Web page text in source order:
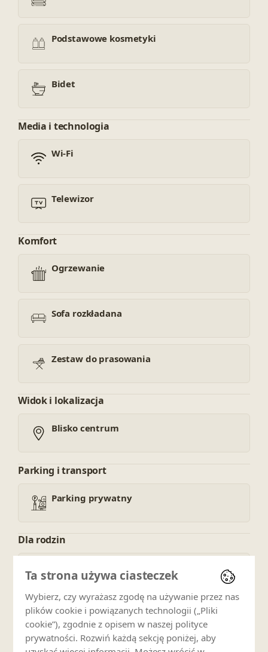
Podstawowe kosmetyki
Bidet
Media i technologia
Wi-Fi
Telewizor
Komfort
Ogrzewanie
Sofa rozkładana
Zestaw do prasowania
Widok i lokalizacja
Blisko centrum
Parking i transport
Parking prywatny
Dla rodzin
Zwierzęta
Zwierzęta zabronione
Ta strona używa ciasteczek
Wybierz, czy wyrażasz zgodę na używanie przez nas
plików cookie i powiązanych technologii („Pliki
cookie”), zgodnie z opisem w naszej polityce
prywatności. Rozwiń każdą sekcję poniżej, aby